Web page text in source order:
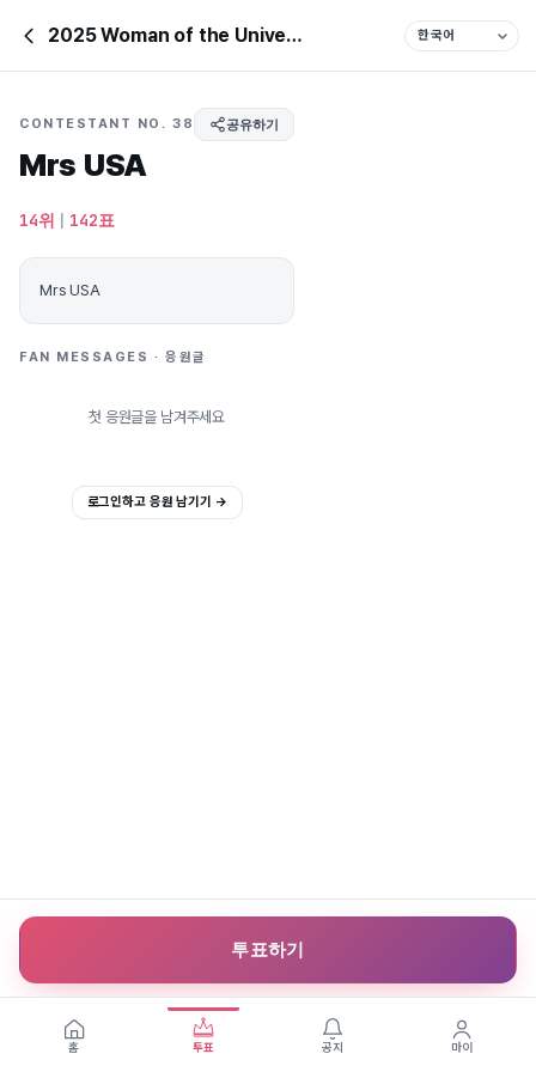
2025 Woman of the Universe
CONTESTANT NO. 38 공유하기
Mrs USA
14위 | 142표
Mrs USA
FAN MESSAGES · 응원글
첫 응원글을 남겨주세요
로그인하고 응원 남기기 →
투표하기
홈 투표 공지 마이